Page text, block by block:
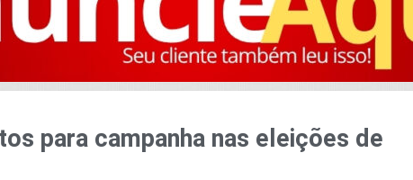
para campanha nas eleições de